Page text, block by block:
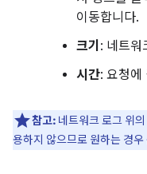
이동합니다.
크기 : 네트워
시간: 요청에
참고: 네트워크 로그 위
용하지 않으므로 원하는 경